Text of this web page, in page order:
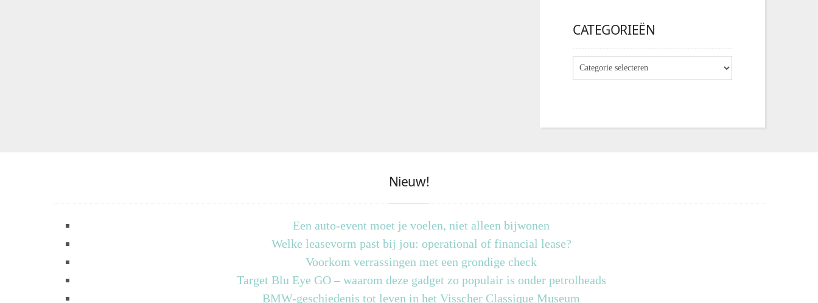
CATEGORIEËN
Nieuw!
Een auto-event moet je voelen, niet alleen bijwonen
Welke leasevorm past bij jou: operational of financial lease?
Voorkom verrassingen met een grondige check
Target Blu Eye GO – waarom deze gadget zo populair is onder petrolheads
BMW-geschiedenis tot leven in het Visscher Classique Museum